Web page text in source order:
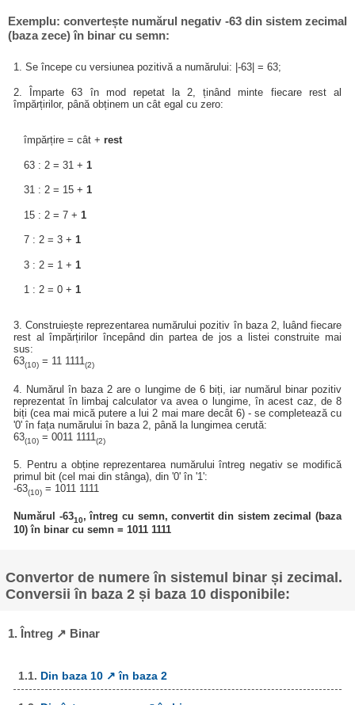
Exemplu: convertește numărul negativ -63 din sistem zecimal
(baza zece) în binar cu semn:
1. Se începe cu versiunea pozitivă a numărului: |-63| = 63;
2. Împarte 63 în mod repetat la 2, ținând minte fiecare rest al
împărțirilor, până obținem un cât egal cu zero:
împărțire = cât + rest
63 : 2 = 31 + 1
31 : 2 = 15 + 1
15 : 2 = 7 + 1
7 : 2 = 3 + 1
3 : 2 = 1 + 1
1 : 2 = 0 + 1
3. Construiește reprezentarea numărului pozitiv în baza 2, luând fiecare
rest al împărțirilor începând din partea de jos a listei construite mai
sus:
63(10) = 11 1111(2)
4. Numărul în baza 2 are o lungime de 6 biți, iar numărul binar pozitiv
reprezentat în limbaj calculator va avea o lungime, în acest caz, de 8
biți (cea mai mică putere a lui 2 mai mare decât 6) - se completează cu
'0' în fața numărului în baza 2, până la lungimea cerută:
63(10) = 0011 1111(2)
5. Pentru a obține reprezentarea numărului întreg negativ se modifică
primul bit (cel mai din stânga), din '0' în '1':
-63(10) = 1011 1111
Numărul -6310, întreg cu semn, convertit din sistem zecimal (baza
10) în binar cu semn = 1011 1111
Convertor de numere în sistemul binar și zecimal.
Conversii în baza 2 și baza 10 disponibile:
1. Întreg ↗ Binar
1.1. Din baza 10 ↗ în baza 2